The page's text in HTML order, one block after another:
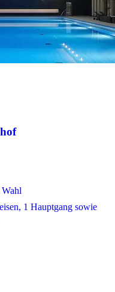
1 Hauptgang sowie